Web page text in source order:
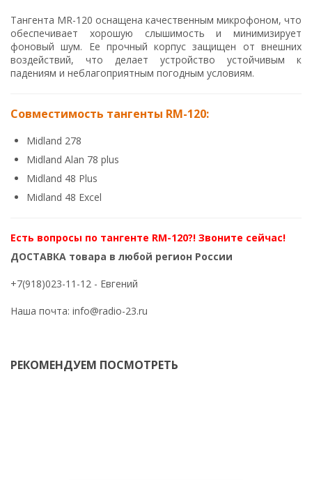
Тангента MR-120 оснащена качественным микрофоном, что
обеспечивает хорошую слышимость и минимизирует
фоновый шум. Ее прочный корпус защищен от внешних
воздействий, что делает устройство устойчивым к
падениям и неблагоприятным погодным условиям.
Совместимость тангенты RM-120:
Midland 278
Midland Alan 78 plus
Midland 48 Plus
Midland 48 Excel
Есть вопросы по тангенте RM-120?! Звоните сейчас!
ДОСТАВКА товара в любой регион России
+7(918)023-11-12 - Евгений
Наша почта: info@radio-23.ru
РЕКОМЕНДУЕМ ПОСМОТРЕТЬ